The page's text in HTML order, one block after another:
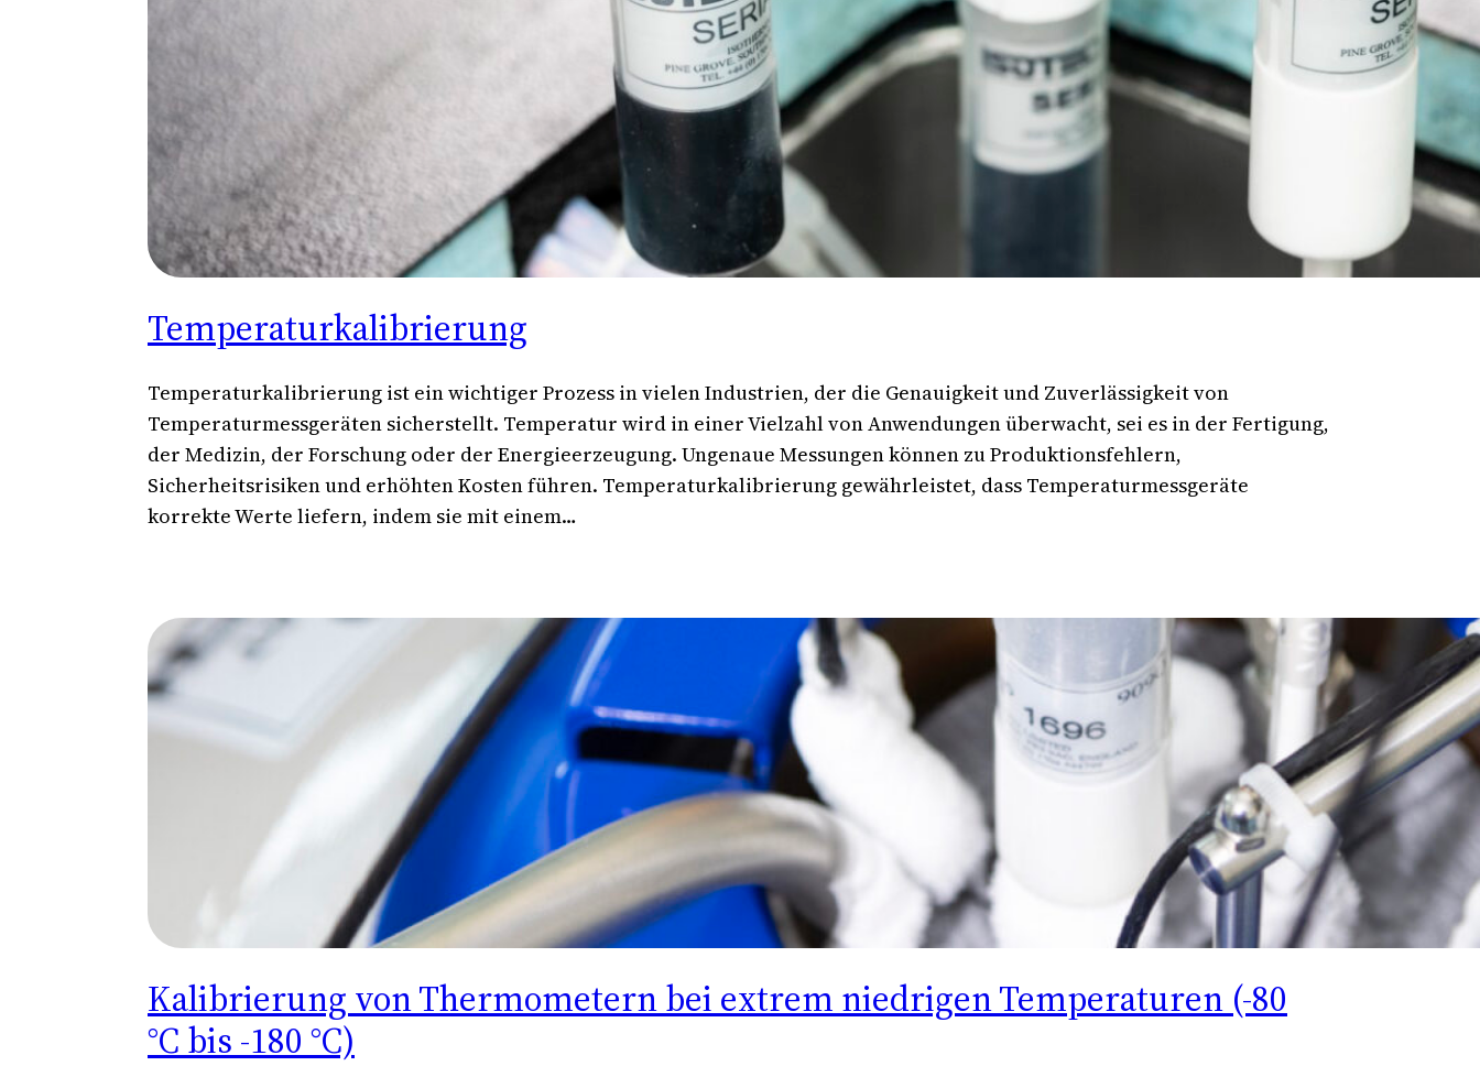
Temperaturkalibrierung
Temperaturkalibrierung ist ein wichtiger Prozess in vielen Industrien, der die Genauigkeit und Zuverlässigkeit von
Temperaturmessgeräten sicherstellt. Temperatur wird in einer Vielzahl von Anwendungen überwacht, sei es in der Fertigung,
der Medizin, der Forschung oder der Energieerzeugung. Ungenaue Messungen können zu Produktionsfehlern,
Sicherheitsrisiken und erhöhten Kosten führen. Temperaturkalibrierung gewährleistet, dass Temperaturmessgeräte
korrekte Werte liefern, indem sie mit einem…
Kalibrierung von Thermometern bei extrem niedrigen Temperaturen (-80
°C bis -180 °C)